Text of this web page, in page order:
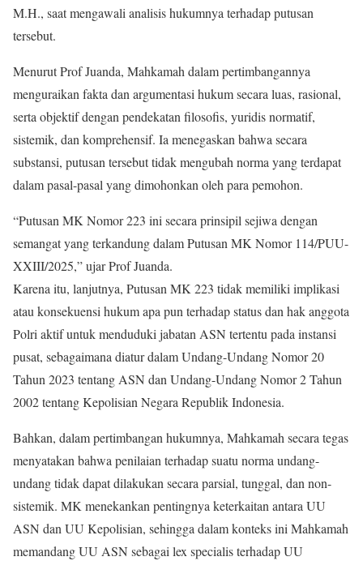
M.H., saat mengawali analisis hukumnya terhadap putusan
tersebut.
Menurut Prof Juanda, Mahkamah dalam pertimbangannya
menguraikan fakta dan argumentasi hukum secara luas, rasional,
serta objektif dengan pendekatan filosofis, yuridis normatif,
sistemik, dan komprehensif. Ia menegaskan bahwa secara
substansi, putusan tersebut tidak mengubah norma yang terdapat
dalam pasal-pasal yang dimohonkan oleh para pemohon.
“Putusan MK Nomor 223 ini secara prinsipil sejiwa dengan
semangat yang terkandung dalam Putusan MK Nomor 114/PUU-
XXIII/2025,” ujar Prof Juanda.
Karena itu, lanjutnya, Putusan MK 223 tidak memiliki implikasi
atau konsekuensi hukum apa pun terhadap status dan hak anggota
Polri aktif untuk menduduki jabatan ASN tertentu pada instansi
pusat, sebagaimana diatur dalam Undang-Undang Nomor 20
Tahun 2023 tentang ASN dan Undang-Undang Nomor 2 Tahun
2002 tentang Kepolisian Negara Republik Indonesia.
Bahkan, dalam pertimbangan hukumnya, Mahkamah secara tegas
menyatakan bahwa penilaian terhadap suatu norma undang-
undang tidak dapat dilakukan secara parsial, tunggal, dan non-
sistemik. MK menekankan pentingnya keterkaitan antara UU
ASN dan UU Kepolisian, sehingga dalam konteks ini Mahkamah
memandang UU ASN sebagai lex specialis terhadap UU